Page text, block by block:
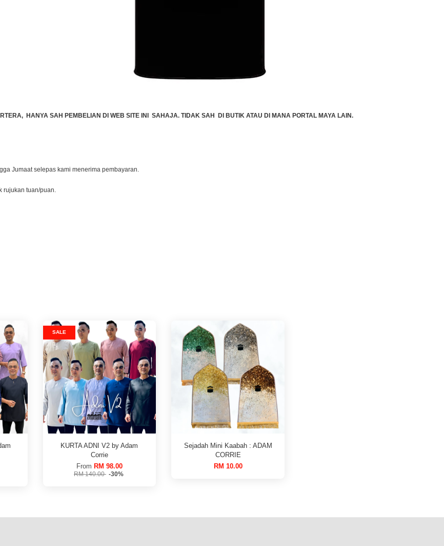
HANYA SAH PEMBELIAN DI WEB SITE INI SAHAJA. TIDAK SAH DI BUTIK ATAU DI MANA PORTAL MAYA LAIN.
Jumaat selepas kami menerima pembayaran.
rujukan tuan/puan.
SALE
KURTA ADNI V2 by Adam
Corrie
From RM 98.00
RM 140.00 -30%
Sejadah Mini Kaabah : ADAM
CORRIE
RM 10.00